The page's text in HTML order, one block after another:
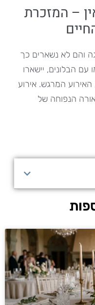
– המזכרת
והם לא נשארים כך
הבלונים, יישארו
המרגש. אירוע
הנפוחה של